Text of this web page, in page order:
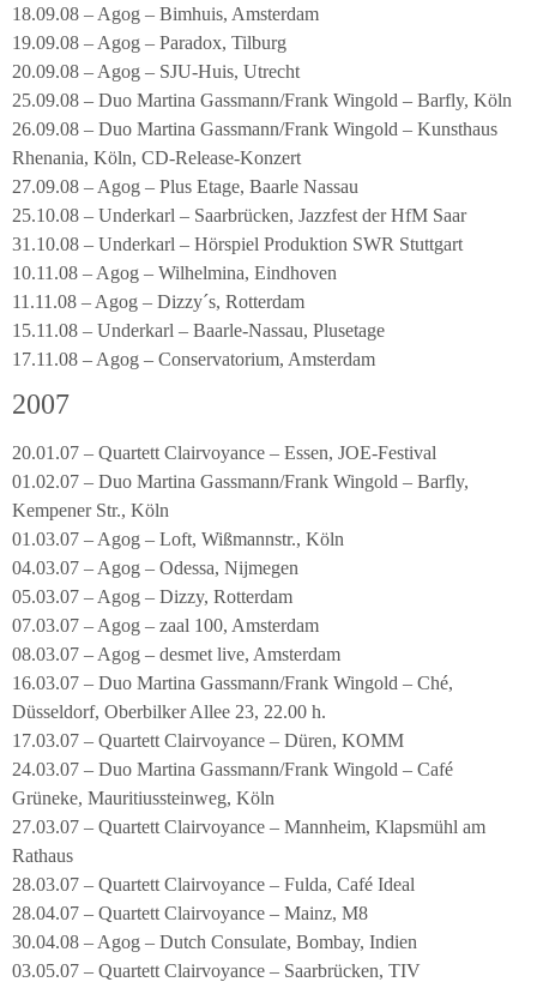
18.09.08 – Agog – Bimhuis, Amsterdam
19.09.08 – Agog – Paradox, Tilburg
20.09.08 – Agog – SJU-Huis, Utrecht
25.09.08 – Duo Martina Gassmann/Frank Wingold – Barfly, Köln
26.09.08 – Duo Martina Gassmann/Frank Wingold – Kunsthaus
Rhenania, Köln, CD-Release-Konzert
27.09.08 – Agog – Plus Etage, Baarle Nassau
25.10.08 – Underkarl – Saarbrücken, Jazzfest der HfM Saar
31.10.08 – Underkarl – Hörspiel Produktion SWR Stuttgart
10.11.08 – Agog – Wilhelmina, Eindhoven
11.11.08 – Agog – Dizzy´s, Rotterdam
15.11.08 – Underkarl – Baarle-Nassau, Plusetage
17.11.08 – Agog – Conservatorium, Amsterdam
2007
20.01.07 – Quartett Clairvoyance – Essen, JOE-Festival
01.02.07 – Duo Martina Gassmann/Frank Wingold – Barfly,
Kempener Str., Köln
01.03.07 – Agog – Loft, Wißmannstr., Köln
04.03.07 – Agog – Odessa, Nijmegen
05.03.07 – Agog – Dizzy, Rotterdam
07.03.07 – Agog – zaal 100, Amsterdam
08.03.07 – Agog – desmet live, Amsterdam
16.03.07 – Duo Martina Gassmann/Frank Wingold – Ché,
Düsseldorf, Oberbilker Allee 23, 22.00 h.
17.03.07 – Quartett Clairvoyance – Düren, KOMM
24.03.07 – Duo Martina Gassmann/Frank Wingold – Café
Grüneke, Mauritiussteinweg, Köln
27.03.07 – Quartett Clairvoyance – Mannheim, Klapsmühl am
Rathaus
28.03.07 – Quartett Clairvoyance – Fulda, Café Ideal
28.04.07 – Quartett Clairvoyance – Mainz, M8
30.04.08 – Agog – Dutch Consulate, Bombay, Indien
03.05.07 – Quartett Clairvoyance – Saarbrücken, TIV